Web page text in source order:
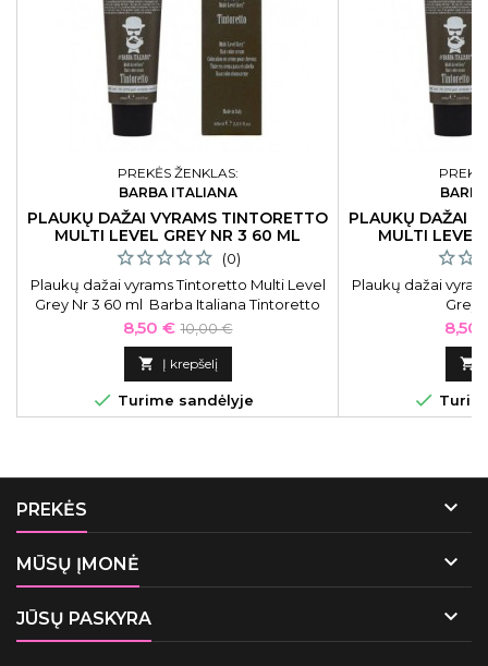
PREKĖS ŽENKLAS:
BARBA ITALIANA
PLAUKŲ DAŽAI VYRAMS TINTORETTO
MULTI LEVEL GREY NR 3 60 ML
(0)
Plaukų dažai vyrams Tintoretto Multi Level
Grey Nr 3 60 ml Barba Italiana Tintoretto
Multi Level Grey BI037, Nr. 3, 60 ml
Kaina
8,50 € Bazinė
kaina
10,00 €
 Į krepšelį
 Turime sandėlyje
PLAUKŲ DAŽAI
MULTI
Plaukų dažai
Grey
Kaina
8,50


PREKĖS 
MŪSŲ ĮMONĖ 
JŪSŲ PASKYRA 